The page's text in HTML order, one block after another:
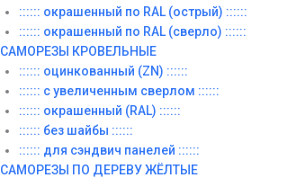
:::::: окрашенный по RAL (острый) ::::::
:::::: окрашенный по RAL (сверло) ::::::
САМОРЕЗЫ КРОВЕЛЬНЫЕ
:::::: оцинкованный (ZN) ::::::
:::::: с увеличенным сверлом ::::::
:::::: окрашенный (RAL) ::::::
:::::: без шайбы ::::::
:::::: для сэндвич панелей ::::::
САМОРЕЗЫ ПО ДЕРЕВУ ЖЁЛТЫЕ